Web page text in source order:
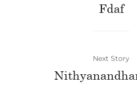
Fdaf
Next Story